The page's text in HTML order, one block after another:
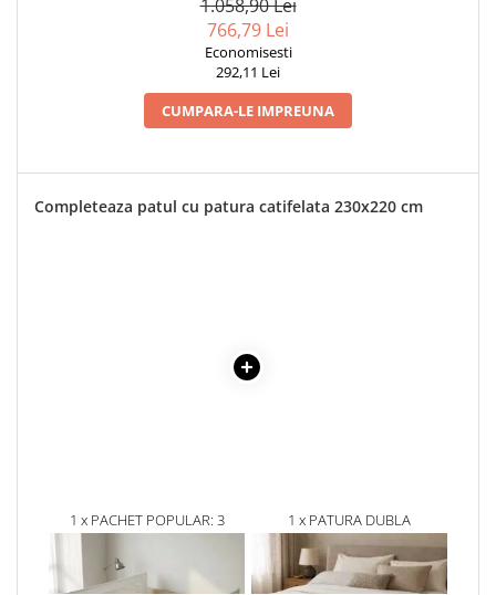
1.058,90 Lei
766,79 Lei
Economisesti
292,11 Lei
CUMPARA-LE IMPREUNA
Completeaza patul cu patura catifelata 230x220 cm
1 x PACHET POPULAR: 3
BARIERE PROTECTIE PAT
COPII, SELECT, 160X200 CM
938,90 Lei
694,79 Lei
1 x PATURA DUBLA
CATIFELATA ECRU, MODEL
RELIEFAT IMPLETIT, 230X220
CM
135,00Lei
81,00 Lei